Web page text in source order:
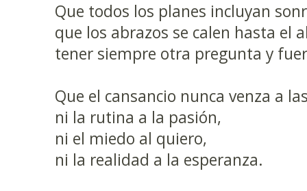
Que todos los planes incluyan
que los abrazos se calen hasta el
tener siempre otra pregunta y
Que el cansancio nunca venza a
ni la rutina a la pasión,
ni el miedo al quiero,
ni la realidad a la esperanza.